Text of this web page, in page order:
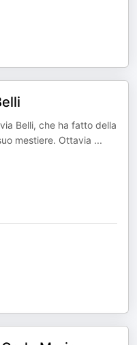
Belli, che ha fatto della
mestiere. Ottavia ...